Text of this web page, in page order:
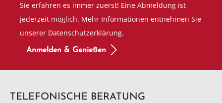
Sie erfahren es immer zuerst! Eine Abmeldung ist
jederzeit möglich. Mehr Informationen entnehmen Sie
unserer Datenschutzerklärung.
Anmelden & Genießen
TELEFONISCHE BERATUNG